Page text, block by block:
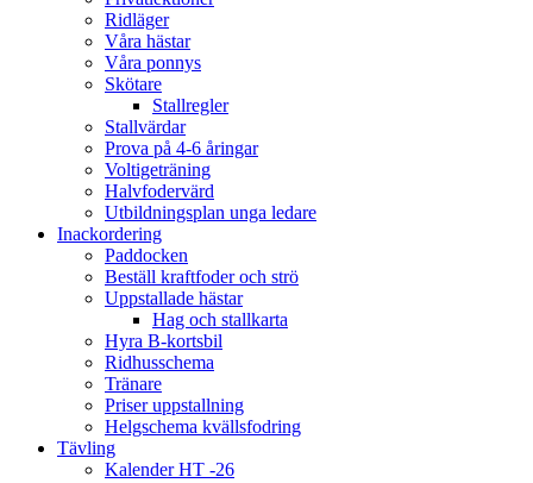
Ridläger
Våra hästar
Våra ponnys
Skötare
Stallregler
Stallvärdar
Prova på 4-6 åringar
Voltigeträning
Halvfodervärd
Utbildningsplan unga ledare
Inackordering
Paddocken
Beställ kraftfoder och strö
Uppstallade hästar
Hag och stallkarta
Hyra B-kortsbil
Ridhusschema
Tränare
Priser uppstallning
Helgschema kvällsfodring
Tävling
Kalender HT -26